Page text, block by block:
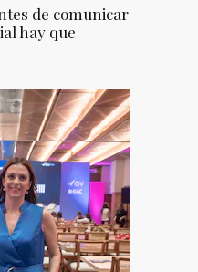
de comunicar
hay que